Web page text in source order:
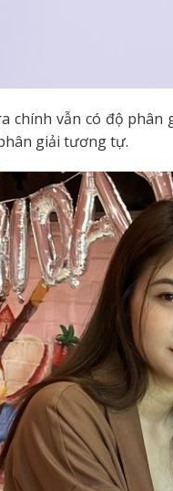
chính vẫn có độ
giải tương tự.